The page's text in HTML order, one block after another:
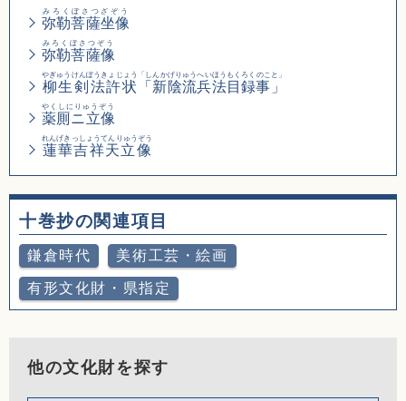
弥勒菩薩坐像
みろくぼさつざぞう
弥勒菩薩像
みろくぼさつぞう
柳生剣法許状
やぎゅうけんぽうきょじょう
「新陰流兵法目録事」
「しんかげりゅうへいほうもくろくのこと」
薬厠ニ立像
やくしにりゅうぞう
蓮華吉祥天立像
れんげきっしょうてんりゅうぞう
十巻抄の関連項目
鎌倉時代 美術工芸・絵画
有形文化財・県指定
他の文化財を探す